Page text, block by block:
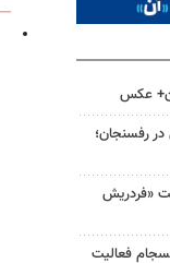
عکس
در رفسنجان؛
«فردریش
فعالیت